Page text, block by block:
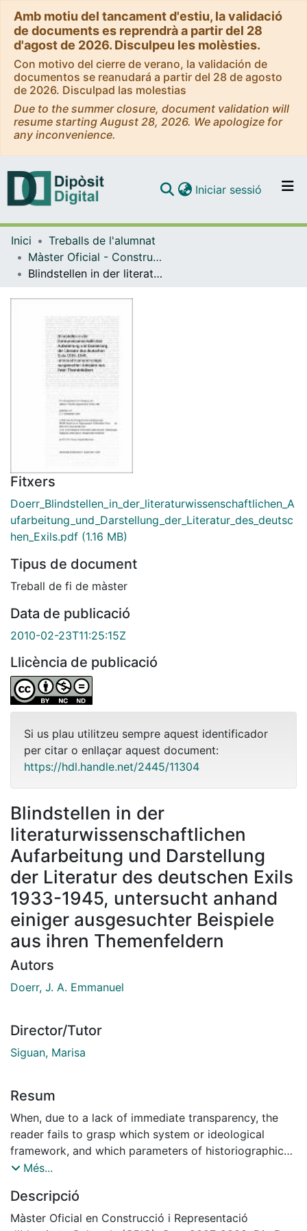
Amb motiu del tancament d'estiu, la validació
de documents es reprendrà a partir del 28
d'agost de 2026. Disculpeu les molèsties.
Con motivo del cierre de verano, la validación de
documentos se reanudará a partir del 28 de agosto
de 2026. Disculpad las molestias
Due to the summer closure, document validation will
resume starting August 28, 2026. We apologize for
any inconvenience.
Navega per tot el DD
Com publicar
Iniciar sessió (current)
Inici
Treballs de l'alumnat
Màster Oficial - Construcció i Representació d'Identitats Culturals (CRIC)
Blindstellen in der literaturwissenschaftlichen Aufarbeitung und Darstellung der Literatur des deutschen Exils 1933-1945, untersucht anhand einiger ausgesuchter Beispiele aus ihren Themenfeldern
Fitxers
Doerr_Blindstellen_in_der_literaturwissenschaftlichen_A
ufarbeitung_und_Darstellung_der_Literatur_des_deutsc
hen_Exils.pdf (1.16 MB)
Tipus de document
Treball de fi de màster
Data de publicació
2010-02-23T11:25:15Z
Llicència de publicació
Si us plau utilitzeu sempre aquest identificador
per citar o enllaçar aquest document:
https://hdl.handle.net/2445/11304
Blindstellen in der
literaturwissenschaftlichen
Aufarbeitung und Darstellung
der Literatur des deutschen Exils
1933-1945, untersucht anhand
einiger ausgesuchter Beispiele
aus ihren Themenfeldern
Autors
Doerr, J. A. Emmanuel
Director/Tutor
Siguan, Marisa
Resum
When, due to a lack of immediate transparency, the
reader fails to grasp which system or ideological
framework, and which parameters of historiographic
legitimacy support the representations of literary
narratives are based on bona fide interpretations or
rather on merely unverified appearances or the more
Més...
Descripció
Màster Oficial en Construcció i Representació